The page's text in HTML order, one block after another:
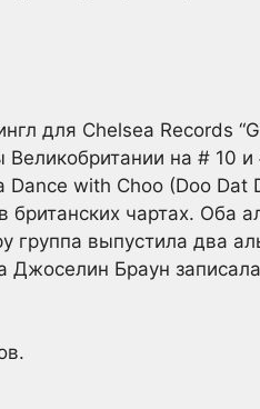
для Chelsea Records
на # 10 и
with Choo (Doo Dat
британских чартах. Оба
группа выпустила два
Джоселин Браун